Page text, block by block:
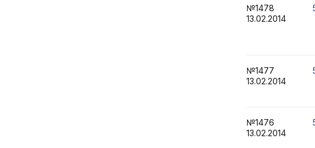
№1478
13.02.2014
№1477
13.02.2014
№1476
13.02.2014